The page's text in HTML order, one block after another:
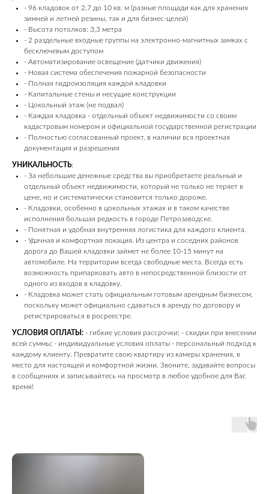
- 96 кладовок от 2,7 до 10 кв. м (разные площади как для хранения
зимней и летней резины, так и для бизнес-целей)
- Высота потолков: 3,3 метра
- 2 раздельные входные группы на электронно-магнитных замках с
бесключевым доступом
- Автоматизирование освещение (датчики движения)
- Новая система обеспечения пожарной безопасности
- Полная гидроизоляция каждой кладовки
- Капитальные стены и несущие конструкции
- Цокольный этаж (не подвал)
- Каждая кладовка - отдельный объект недвижимости со своим
кадастровым номером и официальной государственной регистрации
- Полностью согласованный проект, в наличии вся проектная
документация и разрешения
УНИКАЛЬНОСТЬ:
- За небольшие денежные средства вы приобретаете реальный и
отдельный объект недвижимости, который не только не теряет в
цене, но и систематически становится только дороже.
- Кладовки, особенно в цокольных этажах и в таком качестве
исполнения большая редкость в городе Петрозаводске.
- Понятная и удобная внутренняя логистика для каждого клиента.
- Удачная и комфортная локация. Из центра и соседних районов
дорога до Вашей кладовки займет не более 10-15 минут на
автомобиле. На территории всегда свободные места. Всегда есть
возможность припарковать авто в непосредственной близости от
одного из входов в кладовку.
- Кладовка может стать официальным готовым арендным бизнесом,
поскольку может официально сдаваться в аренду по договору и
регистрироваться в росреестре.
УСЛОВИЯ ОПЛАТЫ: - гибкие условия рассрочки; - скидки при внесении
всей суммы; - индивидуальные условия оплаты - персональный подход к
каждому клиенту. Превратите свою квартиру из камеры хранения, в
место для настоящей и комфортной жизни. Звоните, задавайте вопросы
в сообщениях и записывайтесь на просмотр в любое удобное для Вас
время!